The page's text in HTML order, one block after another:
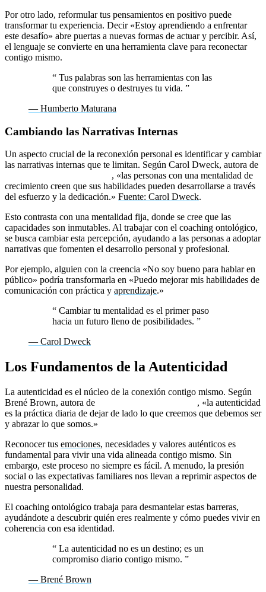
Por otro lado, reformular tus pensamientos en positivo puede
transformar tu experiencia. Decir «Estoy aprendiendo a enfrentar
este desafío» abre puertas a nuevas formas de actuar y percibir. Así,
el lenguaje se convierte en una herramienta clave para reconectar
contigo mismo.
“ Tus palabras son las herramientas con las
que construyes o destruyes tu vida. ”
— Humberto Maturana
Cambiando las Narrativas Internas
Un aspecto crucial de la reconexión personal es identificar y cambiar
las narrativas internas que te limitan. Según Carol Dweck, autora de
, «las personas con una mentalidad de
crecimiento creen que sus habilidades pueden desarrollarse a través
del esfuerzo y la dedicación.» Fuente: Carol Dweck.
Esto contrasta con una mentalidad fija, donde se cree que las
capacidades son inmutables. Al trabajar con el coaching ontológico,
se busca cambiar esta percepción, ayudando a las personas a adoptar
narrativas que fomenten el desarrollo personal y profesional.
Por ejemplo, alguien con la creencia «No soy bueno para hablar en
público» podría transformarla en «Puedo mejorar mis habilidades de
comunicación con práctica y aprendizaje.»
“ Cambiar tu mentalidad es el primer paso
hacia un futuro lleno de posibilidades. ”
— Carol Dweck
Los Fundamentos de la Autenticidad
La autenticidad es el núcleo de la conexión contigo mismo. Según
Brené Brown, autora de
, «la autenticidad
es la práctica diaria de dejar de lado lo que creemos que debemos ser
y abrazar lo que somos.»
Reconocer tus emociones, necesidades y valores auténticos es
fundamental para vivir una vida alineada contigo mismo. Sin
embargo, este proceso no siempre es fácil. A menudo, la presión
social o las expectativas familiares nos llevan a reprimir aspectos de
nuestra personalidad.
El coaching ontológico trabaja para desmantelar estas barreras,
ayudándote a descubrir quién eres realmente y cómo puedes vivir en
coherencia con esa identidad.
“ La autenticidad no es un destino; es un
compromiso diario contigo mismo. ”
— Brené Brown